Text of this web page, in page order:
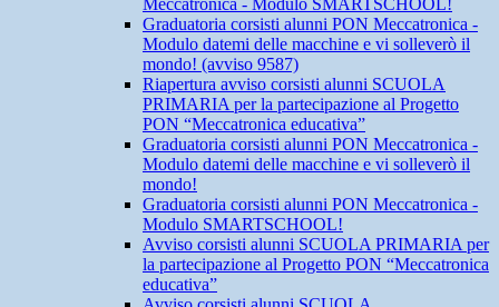
Meccatronica - Modulo SMARTSCHOOL!
Graduatoria corsisti alunni PON Meccatronica -
Modulo datemi delle macchine e vi solleverò il
mondo! (avviso 9587)
Riapertura avviso corsisti alunni SCUOLA
PRIMARIA per la partecipazione al Progetto
PON “Meccatronica educativa”
Graduatoria corsisti alunni PON Meccatronica -
Modulo datemi delle macchine e vi solleverò il
mondo!
Graduatoria corsisti alunni PON Meccatronica -
Modulo SMARTSCHOOL!
Avviso corsisti alunni SCUOLA PRIMARIA per
la partecipazione al Progetto PON “Meccatronica
educativa”